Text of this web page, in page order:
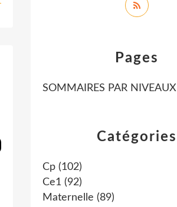
Catégories
Cp (102)
Ce1 (92)
Maternelle (89)
Pages
SOMMAIRES PAR NIVEAUX